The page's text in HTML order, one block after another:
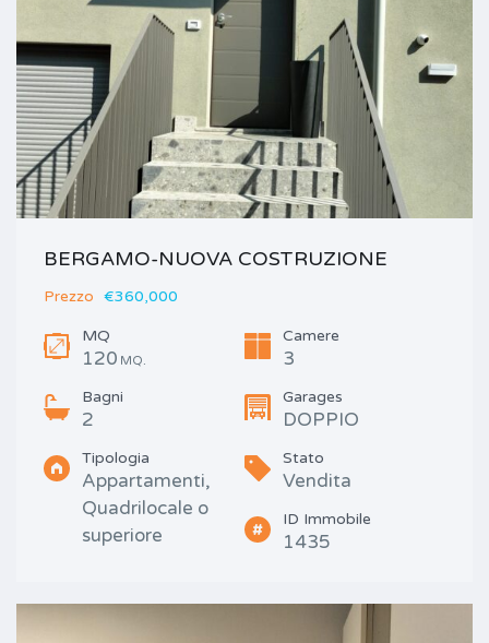
BERGAMO-NUOVA COSTRUZIONE
Prezzo €360,000
MQ
120 MQ.
Camere
3
Bagni
2
Garages
DOPPIO
Tipologia
Appartamenti,
Quadrilocale o
superiore
Stato
Vendita
ID Immobile
1435